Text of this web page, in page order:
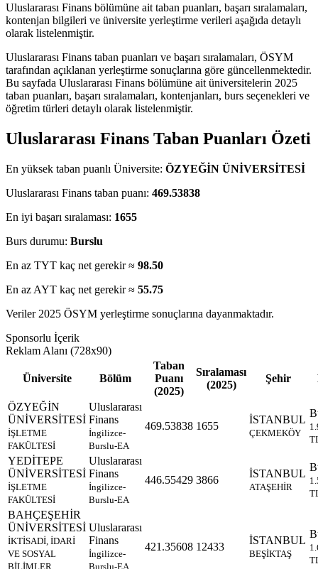
Uluslararası Finans bölümüne ait taban puanları, başarı sıralamaları,
kontenjan bilgileri ve üniversite yerleştirme verileri aşağıda detaylı
olarak listelenmiştir.
Uluslararası Finans taban puanları ve başarı sıralamaları, ÖSYM
tarafından açıklanan yerleştirme sonuçlarına göre güncellenmektedir.
Bu sayfada Uluslararası Finans bölümüne ait üniversitelerin 2025
taban puanları, başarı sıralamaları, kontenjanları, burs seçenekleri ve
öğretim türleri detaylı olarak listelenmiştir.
Uluslararası Finans Taban Puanları Özeti
En yüksek taban puanlı Üniversite: ÖZYEĞİN ÜNİVERSİTESİ
Uluslararası Finans taban puanı: 469.53838
En iyi başarı sıralaması: 1655
Burs durumu: Burslu
En az TYT kaç net gerekir ≈ 98.50
En az AYT kaç net gerekir ≈ 55.75
Veriler 2025 ÖSYM yerleştirme sonuçlarına dayanmaktadır.
Sponsorlu İçerik
Reklam Alanı (728x90)
Üniversite Bölüm
Taban
Puanı
(2025)
Sıralaması
(2025)
Şehir
ÖZYEĞİN
ÜNİVERSİTESİ
İŞLETME
FAKÜLTESİ
Uluslararası
Finans
İngilizce-
Burslu-EA
469.53838 1655
İSTANBUL
ÇEKMEKÖY
YEDİTEPE
ÜNİVERSİTESİ
İŞLETME
FAKÜLTESİ
Uluslararası
Finans
İngilizce-
Burslu-EA
446.55429 3866
İSTANBUL
ATAŞEHİR
BAHÇEŞEHİR
ÜNİVERSİTESİ
İKTİSADİ, İDARİ
VE SOSYAL
BİLİMLER
Uluslararası
Finans
İngilizce-
Burslu-EA
421.35608 12433
İSTANBUL
BEŞİKTAŞ